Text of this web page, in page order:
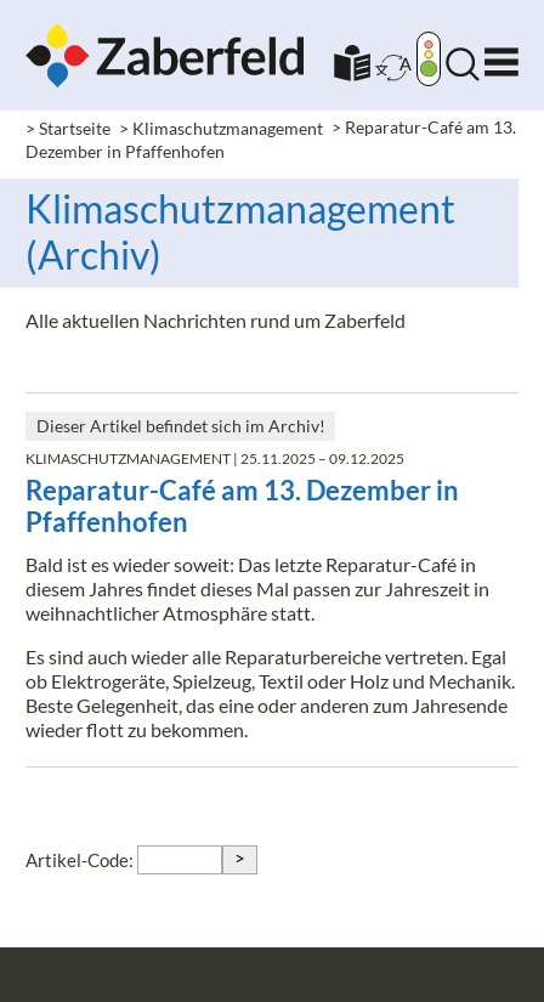
> Startseite > Klimaschutzmanagement > Reparatur-Café am 13.
Dezember in Pfaffenhofen
Klimaschutzmanagement
(Archiv)
Alle aktuellen Nachrichten rund um Zaberfeld
Dieser Artikel befindet sich im Archiv!
KLIMASCHUTZMANAGEMENT | 25.11.2025 – 09.12.2025
Reparatur-Café am 13. Dezember in
Pfaffenhofen
Bald ist es wieder soweit: Das letzte Reparatur-Café in
diesem Jahres findet dieses Mal passen zur Jahreszeit in
weihnachtlicher Atmosphäre statt.
Es sind auch wieder alle Reparaturbereiche vertreten. Egal
ob Elektrogeräte, Spielzeug, Textil oder Holz und Mechanik.
Beste Gelegenheit, das eine oder anderen zum Jahresende
wieder flott zu bekommen.
Artikel-Code: >